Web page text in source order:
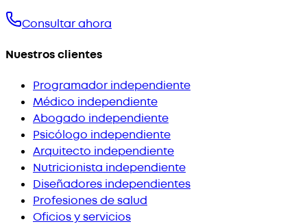
Consultar ahora
Nuestros clientes
Programador independiente
Médico independiente
Abogado independiente
Psicólogo independiente
Arquitecto independiente
Nutricionista independiente
Diseñadores independientes
Profesiones de salud
Oficios y servicios